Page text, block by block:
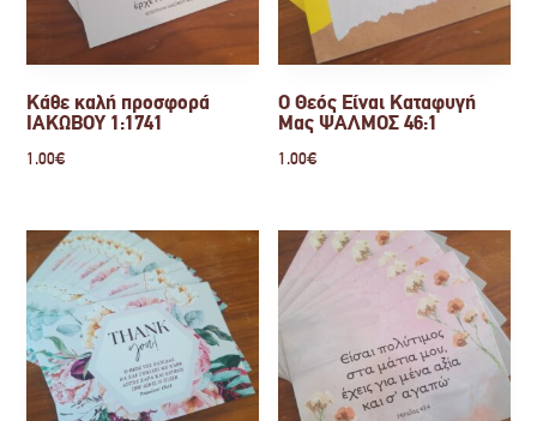
Κάθε καλή προσφορά
ΙΑΚΩΒΟΥ 1:1741
1.00€
Ο Θεός Είναι Καταφυγή
Μας ΨΑΛΜΟΣ 46:1
1.00€